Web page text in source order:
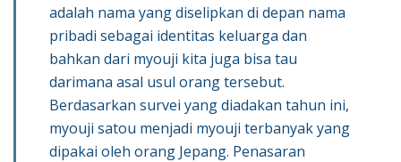
adalah nama yang diselipkan di depan nama
pribadi sebagai identitas keluarga dan
bahkan dari myouji kita juga bisa tau
darimana asal usul orang tersebut.
Berdasarkan survei yang diadakan tahun ini,
myouji satou menjadi myouji terbanyak yang
dipakai oleh orang Jepang. Penasaran